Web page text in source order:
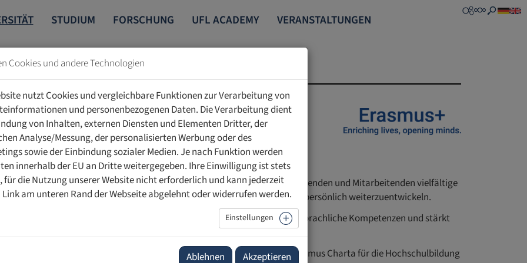
STUDIUM FORSCHUNG UFL ACADEMY VERANSTALTUNGEN
der Europäischen Union. Es eröffnet Studierenden, Dozierenden und Mitarbeitenden vielfältige
Erfahrungen und Kontakte zu sammeln und sich akademisch wie persönlich weiterzuentwickeln.
den Zugang zu internationaler Forschung, erweitert fachliche und sprachliche Kompetenzen und stärkt
die am Erasmus+ Programm teilnimmt, muss über eine gültige Erasmus Charta für die Hochschulbildung
Cookies und andere Technologien
nutzt Cookies und vergleichbare Funktionen zur Verarbeitung von
und personenbezogenen Daten. Die Verarbeitung dient
von Inhalten, externen Diensten und Elementen Dritter, der
Analyse/Messung, der personalisierten Werbung oder des
sowie der Einbindung sozialer Medien. Je nach Funktion werden
innerhalb der EU an Dritte weitergegeben. Ihre Einwilligung ist stets
die Nutzung unserer Website nicht erforderlich und kann jederzeit
Link am unteren Rand der Webseite abgelehnt oder widerrufen werden.
Einstellungen
Ablehnen Akzeptieren